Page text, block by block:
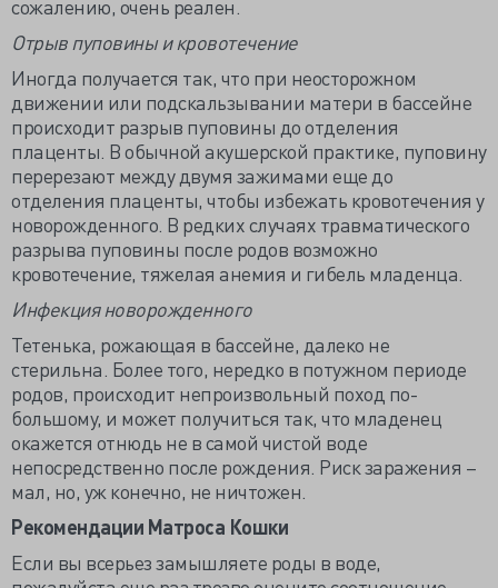
сожалению, очень реален.
Отрыв пуповины и кровотечение
Иногда получается так, что при неосторожном
движении или подскальзывании матери в бассейне
происходит разрыв пуповины до отделения
плаценты. В обычной акушерской практике, пуповину
перерезают между двумя зажимами еще до
отделения плаценты, чтобы избежать кровотечения у
новорожденного. В редких случаях травматического
разрыва пуповины после родов возможно
кровотечение, тяжелая анемия и гибель младенца.
Инфекция новорожденного
Тетенька, рожающая в бассейне, далеко не
стерильна. Более того, нередко в потужном периоде
родов, происходит непроизвольный поход по-
большому, и может получиться так, что младенец
окажется отнюдь не в самой чистой воде
непосредственно после рождения. Риск заражения –
мал, но, уж конечно, не ничтожен.
Рекомендации Матроса Кошки
Если вы всерьез замышляете роды в воде,